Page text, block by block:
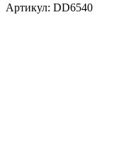
Артикул: DD6540